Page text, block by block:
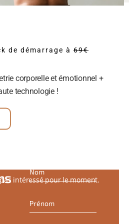
de démarrage à 69€
corporelle et émotionnel +
technologie !
intéressé pour le moment.